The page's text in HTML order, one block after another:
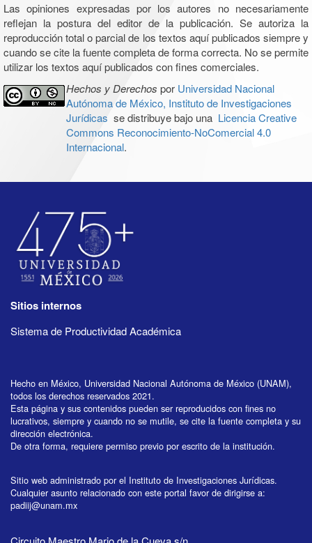
Las opiniones expresadas por los autores no necesariamente
reflejan la postura del editor de la publicación. Se autoriza la
reproducción total o parcial de los textos aquí publicados siempre y
cuando se cite la fuente completa de forma correcta. No se permite
utilizar los textos aquí publicados con fines comerciales.
Hechos y Derechos por Universidad Nacional
Autónoma de México, Instituto de Investigaciones
Jurídicas se distribuye bajo una Licencia Creative
Commons Reconocimiento-NoComercial 4.0
Internacional.
Sitios internos
Sistema de Productividad Académica
Hecho en México, Universidad Nacional Autónoma de México (UNAM),
todos los derechos reservados 2021.
Esta página y sus contenidos pueden ser reproducidos con fines no
lucrativos, siempre y cuando no se mutile, se cite la fuente completa y su
dirección electrónica.
De otra forma, requiere permiso previo por escrito de la institución.
Sitio web administrado por el Instituto de Investigaciones Jurídicas.
Cualquier asunto relacionado con este portal favor de dirigirse a:
padiij@unam.mx